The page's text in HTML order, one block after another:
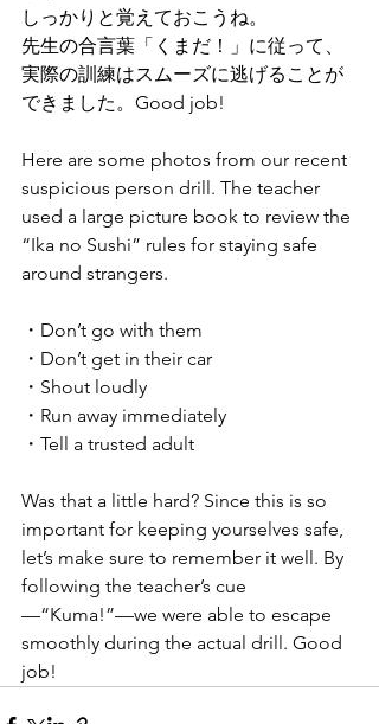
しっかりと覚えておこうね。
先生の合言葉「くまだ！」に従って、
実際の訓練はスムーズに逃げることが
できました。Good job!
Here are some photos from our recent
suspicious person drill. The teacher
used a large picture book to review the
“Ika no Sushi” rules for staying safe
around strangers.
・Don’t go with them
・Don’t get in their car
・Shout loudly
・Run away immediately
・Tell a trusted adult
Was that a little hard? Since this is so
important for keeping yourselves safe,
let’s make sure to remember it well. By
following the teacher’s cue
—“Kuma!”—we were able to escape
smoothly during the actual drill. Good
job!